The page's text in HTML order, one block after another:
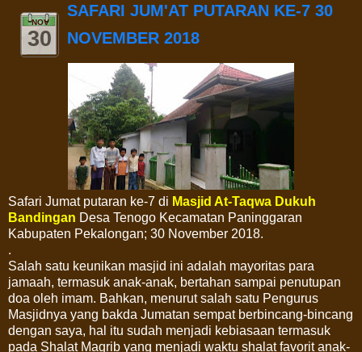
NOV
30
SAFARI JUM'AT PUTARAN KE-7 30
NOVEMBER 2018
Safari Jumat putaran ke-7 di Masjid At-Taqwa Dukuh
Bandingan Desa Tenogo Kecamatan Paninggaran
Kabupaten Pekalongan; 30 November 2018.
.
Salah satu keunikan masjid ini adalah mayoritas para
jamaah, termasuk anak-anak, bertahan sampai penutupan
doa oleh imam. Bahkan, menurut salah satu Pengurus
Masjidnya yang bakda Jumatan sempat berbincang-bincang
dengan saya, hal itu sudah menjadi kebiasaan termasuk
pada Shalat Magrib yang menjadi waktu shalat favorit anak-